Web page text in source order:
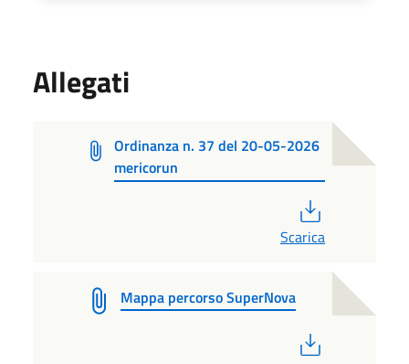
Allegati
Ordinanza n. 37 del 20-05-2026
mericorun
Scarica
Mappa percorso SuperNova